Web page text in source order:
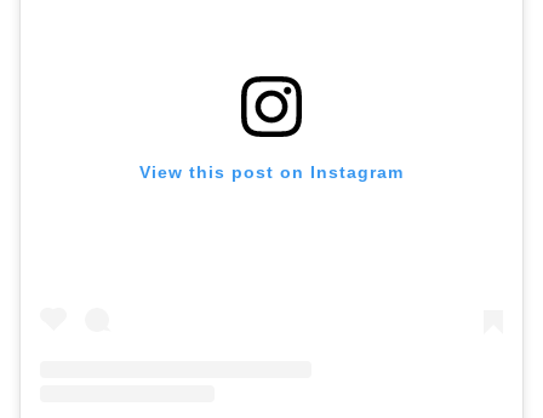
View this post on Instagram